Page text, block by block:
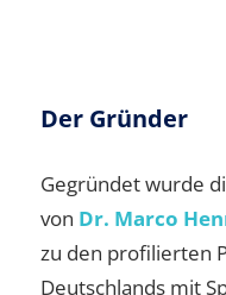
Der Gründer
Gegründet wurde
von Dr. Marco
zu den profilierten
Deutschlands mit